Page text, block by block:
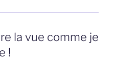
la vue comme je
!